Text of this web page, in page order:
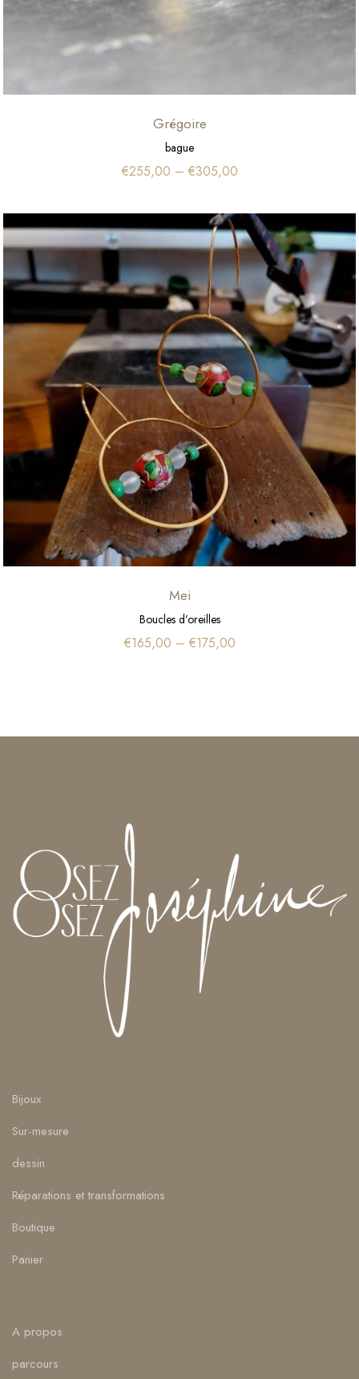
Grégoire
bague
€255,00 – €305,00
Mei
Boucles d’oreilles
€165,00 – €175,00
Bijoux
Sur-mesure
dessin
Réparations et transformations
Boutique
Panier
A propos
parcours